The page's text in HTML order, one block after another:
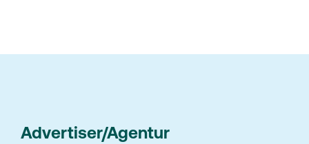
Advertiser/Agentur